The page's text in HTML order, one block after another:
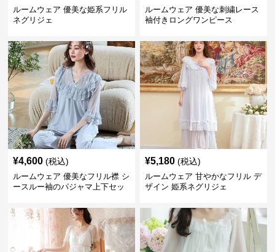
ルームウェア 優美な姫系フリル
ネグリジェ
ルームウェア 優美な刺繍レース
袖付きロングワンピース
¥4,600 (税込)
ルームウェア 優美なフリル襟 シ
ースルー袖のパジャマ上下セッ
¥5,180 (税込)
ルームウェア 甘やかなフリル デ
ザイン 姫系ネグリジェ